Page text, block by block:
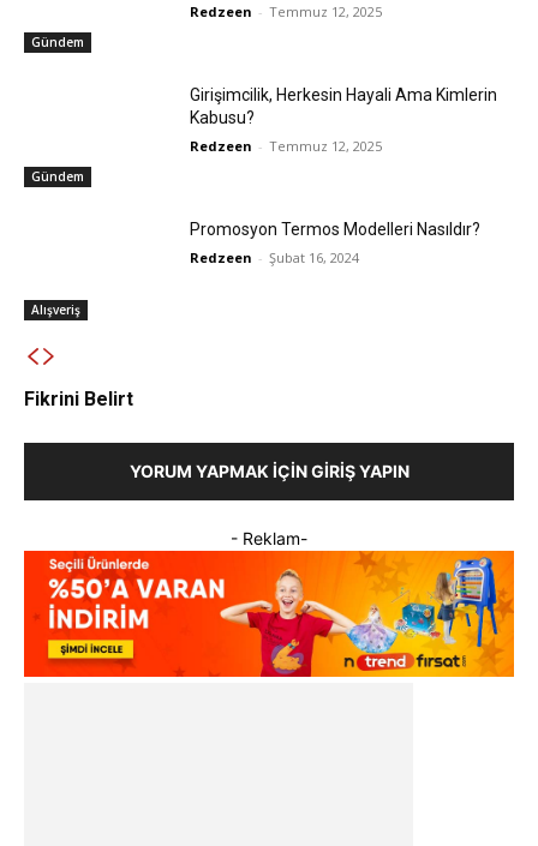
Gündem
Redzeen - Temmuz 12, 2025
Gündem
Girişimcilik, Herkesin Hayali Ama Kimlerin
Kabusu?
Redzeen - Temmuz 12, 2025
Alışveriş
Promosyon Termos Modelleri Nasıldır?
Redzeen - Şubat 16, 2024
Fikrini Belirt
YORUM YAPMAK İÇIN GIRIŞ YAPIN
- Reklam-